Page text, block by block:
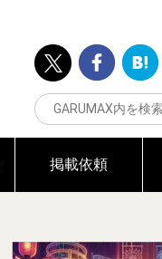
掲載依頼